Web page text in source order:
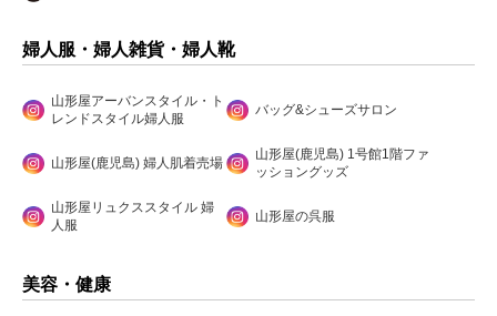
婦人服・婦人雑貨・婦人靴
山形屋アーバンスタイル・ト
レンドスタイル婦人服
バッグ&シューズサロン
山形屋(鹿児島) 婦人肌着売場
山形屋(鹿児島) 1号館1階ファ
ッショングッズ
山形屋リュクススタイル 婦
人服
山形屋の呉服
美容・健康